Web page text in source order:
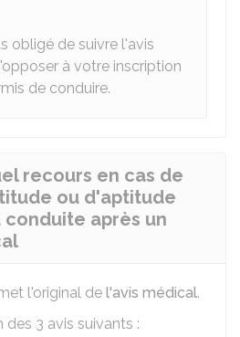
obligé de suivre l'avis
à votre inscription
de conduire.
recours en cas de
ou d'aptitude
après un
l'original de l'avis médical.
des 3 avis suivants :